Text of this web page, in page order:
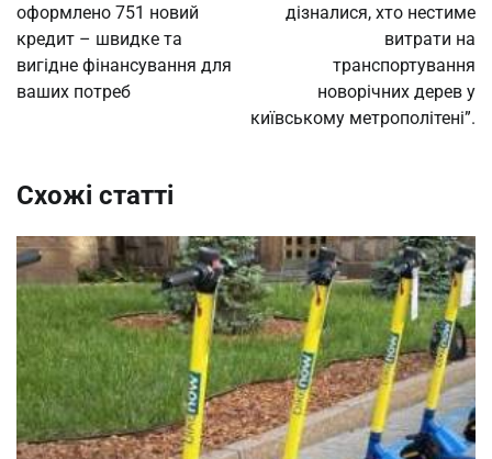
оформлено 751 новий
кредит – швидке та
вигідне фінансування для
ваших потреб
дізналися, хто нестиме
витрати на
транспортування
новорічних дерев у
київському метрополітені”.
Схожі статті